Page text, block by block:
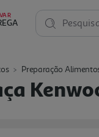
Preparação